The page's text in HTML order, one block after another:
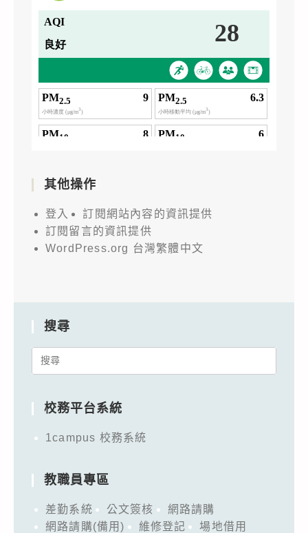
其他操作
登入
訂閱網站內容的資訊提供
訂閱留言的資訊提供
WordPress.org 台灣繁體中文
搜尋
Search
校務平台系統
1campus 校務系統
教職員專區
差勤系統 公文簽核
網路請購
網路請購(備用)
維修登記
場地借用